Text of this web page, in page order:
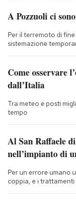
A Pozzuoli ci
Per il terremoto di
sistemazione
Come osservare
dall’Italia
Tra meteo e posti
tempo
Al San Raffaele
nell’impianto di
Per un errore umano
coppia, e i